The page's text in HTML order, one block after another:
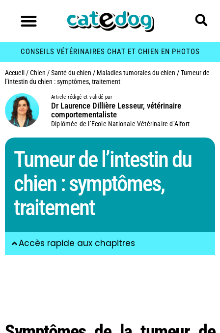
CONSEILS VÉTÉRINAIRES CHAT ET CHIEN EN PHOTOS
Accueil /Chien /Santé du chien / Maladies tumorales du chien /Tumeur de
l’intestin du chien : symptômes, traitement
Article rédigé et validé par
Dr Laurence Dillière Lesseur, vétérinaire
comportementaliste
Diplômée de l’Ecole Nationale Vétérinaire d’Alfort
Tumeur de l’intestin du
chien : symptômes,
traitement
Accès rapide aux chapitres